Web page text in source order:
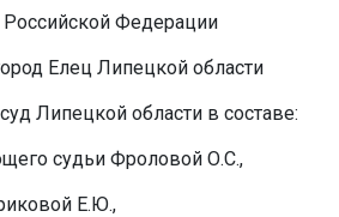
Федерации
Елец Липецкой области
Липецкой области в составе:
судьи Фроловой О.С.,
Е.Ю.,